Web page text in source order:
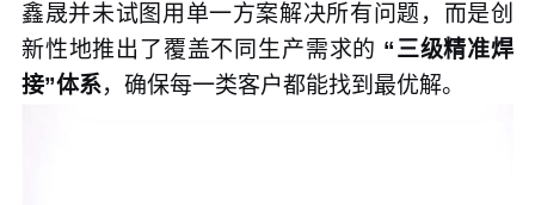
鑫晟并未试图用单一方案解决所有问题，而是创
新性地推出了覆盖不同生产需求的 “三级精准焊
接”体系，确保每一类客户都能找到最优解。